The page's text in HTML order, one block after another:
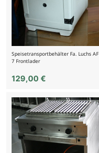
Speisetransportbehälter Fa. Luchs AF
7 Frontlader
129,00 €